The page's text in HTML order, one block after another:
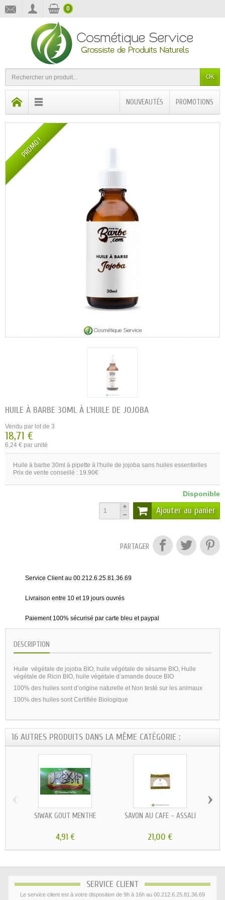
OK
0
PROMOTIONS
NOUVEAUTÉS
PROMO !
HUILE À BARBE 30ML À L'HUILE DE JOJOBA
Vendu par lot de 3
18,71 €
6,24 € par unité
Huile à barbe 30ml à pipette à l'huile de jojoba sans huiles essentielles
Prix de vente conseillé : 19.90€
Disponible
Ajouter au panier
PARTAGER
Service Client au 00.212.6.25.81.36.69
Livraison entre 10 et 19 jours ouvrés
Paiement 100% sécurisé par carte bleu et paypal
DESCRIPTION
Huile végétale de jojoba BIO, huile végétale de sésame BIO, Huile
végétale de Ricin BIO, huile végétale d’amande douce BIO
100% des huiles sont d’origine naturelle et Non testé sur les animaux
100% des huiles sont Certifiée Biologique
16 AUTRES PRODUITS DANS LA MÊME CATÉGORIE :
SIWAK GOÛT MENTHE
4,91 €
SAVON AU CAFÉ - ASSALI
21,00 €
›
SERVICE CLIENT
Le service client est à votre disposition de 9h à 16h au 00.212.6.25.81.36.69